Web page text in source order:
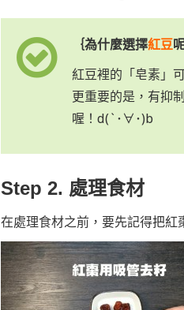
｛為什麼選擇紅豆
紅豆裡的「皂素」
更重要的是，有抑
喔！d(`･∀･)b
Step 2. 處理食材
在處理食材之前，要先記得把紅